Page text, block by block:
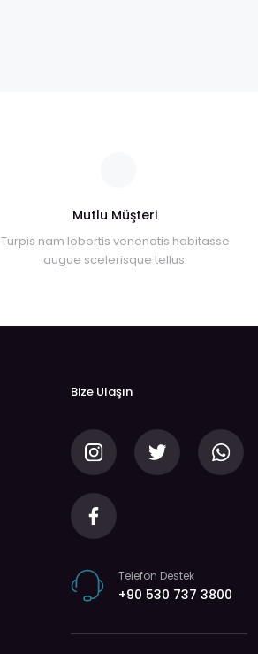
Mutlu Müşteri
Turpis nam lobortis venenatis habitasse
augue scelerisque tellus.
Bize Ulaşın
Telefon Destek
+90 530 737 3800